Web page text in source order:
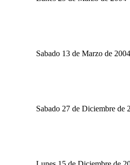
Sabado 13 de Marzo de 2004
Sabado 27 de Diciembre de